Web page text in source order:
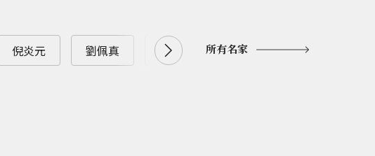
倪炎元 劉佩真 劉兆漢 劉大年 劉憶如
所有名家